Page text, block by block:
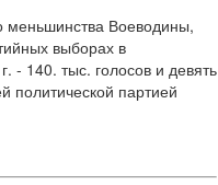
меньшинства Воеводины,
выборах в
- 140. тыс. голосов и девять
политической партией